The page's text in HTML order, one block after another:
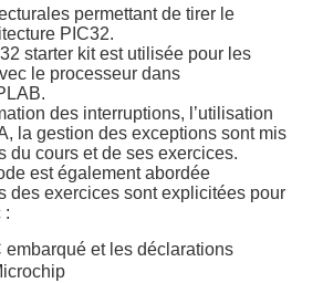
permettant de tirer le
PIC32.
starter kit est utilisée pour les
le processeur dans
des interruptions, l’utilisation
la gestion des exceptions sont mis
du cours et de ses exercices.
est également abordée
exercices sont explicitées pour
:
embarqué et les déclarations